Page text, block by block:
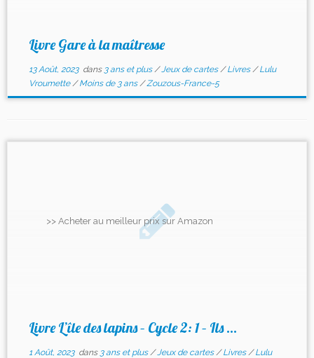
Livre Gare à la maîtresse
13 Août, 2023dans 3 ans et plus/Jeux de cartes/Livres/Lulu
Vroumette/Moins de 3 ans/Zouzous-France-5
>> Acheter au meilleur prix sur Amazon
Livre L’île des lapins – Cycle 2: 1 – Ils ...
1 Août, 2023dans 3 ans et plus/Jeux de cartes/Livres/Lulu